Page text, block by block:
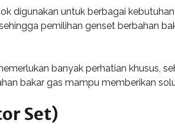
digunakan untuk berbagai
pemilihan genset berbahan
banyak perhatian khusus,
bakar gas mampu memberikan
Set)